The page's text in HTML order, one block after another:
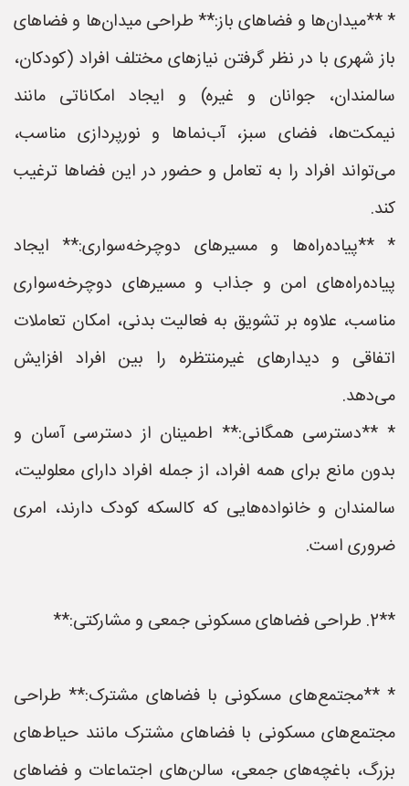
* **میدان‌ها و فضاهای باز:** طراحی میدان‌ها و فضاهای
باز شهری با در نظر گرفتن نیازهای مختلف افراد (کودکان،
سالمندان، جوانان و غیره) و ایجاد امکاناتی مانند
نیمکت‌ها، فضای سبز، آب‌نماها و نورپردازی مناسب،
می‌تواند افراد را به تعامل و حضور در این فضاها ترغیب
کند.
* **پیاده‌راه‌ها و مسیرهای دوچرخه‌سواری:** ایجاد
پیاده‌راه‌های امن و جذاب و مسیرهای دوچرخه‌سواری
مناسب، علاوه بر تشویق به فعالیت بدنی، امکان تعاملات
اتفاقی و دیدارهای غیرمنتظره را بین افراد افزایش
می‌دهد.
* **دسترسی همگانی:** اطمینان از دسترسی آسان و
بدون مانع برای همه افراد، از جمله افراد دارای معلولیت،
سالمندان و خانواده‌هایی که کالسکه کودک دارند، امری
ضروری است.
**2. طراحی فضاهای مسکونی جمعی و مشارکتی:**
* **مجتمع‌های مسکونی با فضاهای مشترک:** طراحی
مجتمع‌های مسکونی با فضاهای مشترک مانند حیاط‌های
بزرگ، باغچه‌های جمعی، سالن‌های اجتماعات و فضاهای